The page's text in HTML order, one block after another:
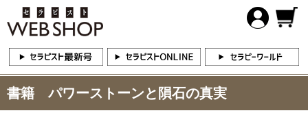
書籍 パワーストーンと隕石の真実